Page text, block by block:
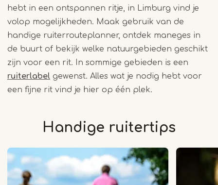
hebt in een ontspannen ritje, in Limburg vind je
volop mogelijkheden. Maak gebruik van de
handige ruiterrouteplanner, ontdek maneges in
de buurt of bekijk welke natuurgebieden geschikt
zijn voor een rit. In sommige gebieden is een
ruiterlabel gewenst. Alles wat je nodig hebt voor
een fijne rit vind je hier op één plek.
Handige ruitertips